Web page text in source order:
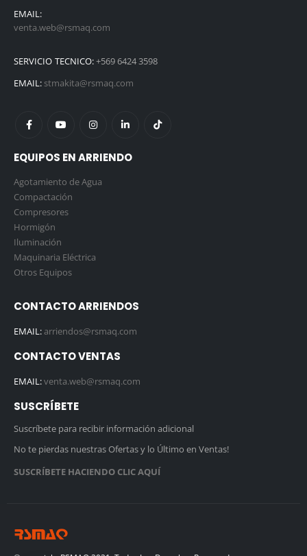
EMAIL:
venta.web@rsmaq.com
SERVICIO TECNICO:+569 6424 3598
EMAIL: stmakita@rsmaq.com
EQUIPOS EN ARRIENDO
Agotamiento de Agua
Compactación
Compresores
Hormigón
Iluminación
Maquinaria Eléctrica
Otros Equipos
CONTACTO ARRIENDOS
EMAIL:arriendos@rsmaq.com
CONTACTO VENTAS
EMAIL:venta.web@rsmaq.com
SUSCRÍBETE
Suscríbete para recibir información adicional
No te pierdas nuestras Ofertas y lo Último en Ventas!
SUSCRÍBETE HACIENDO CLIC AQUÍ